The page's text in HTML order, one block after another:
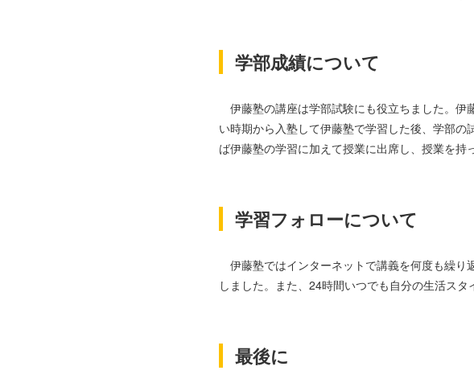
学部成績について
伊藤塾の講座は学部試験にも役立ちました。伊
い時期から入塾して伊藤塾で学習した後、学部
ば伊藤塾の学習に加えて授業に出席し、授業を持
学習フォローについて
伊藤塾ではインターネットで講義を何度も繰り
しました。また、24時間いつでも自分の生活ス
最後に